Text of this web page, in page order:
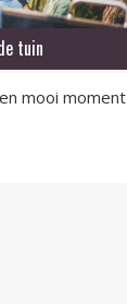
tuin
mooi moment